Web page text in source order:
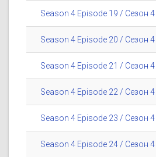
Season 4 Episode 19 / Сезон
Season 4 Episode 20 / Сезон
Season 4 Episode 21 / Сезон 4
Season 4 Episode 22 / Сезон
Season 4 Episode 23 / Сезон
Season 4 Episode 24 / Сезон